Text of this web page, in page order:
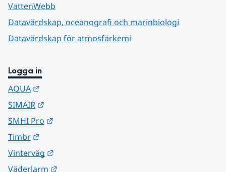
VattenWebb
Datavärdskap, oceanografi och marinbiologi
Datavärdskap för atmosfärkemi
Logga in
AQUA
SIMAIR
SMHI Pro
Timbr
Vinterväg
Väderlarm